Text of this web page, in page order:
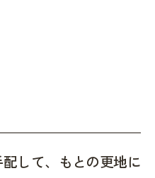
して、もとの更地に